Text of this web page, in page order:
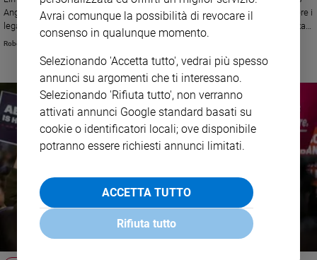
Angeles. Gli studenti pro Palestina chiedono alle università di interrompere i
legami con Israele. Biden: sì alle manifestazioni pacifiche, no alla violenza e
all'antisemitismo.
Roberto Zichittella
Avrai comunque la possibilità di revocare il
consenso in qualunque momento.
Selezionando 'Accetta tutto', vedrai più spesso
annunci su argomenti che ti interessano.
Selezionando 'Rifiuta tutto', non verranno
attivati annunci Google standard basati su
cookie o identificatori locali; ove disponibile
potranno essere richiesti annunci limitati.
ACCETTA TUTTO
Rifiuta tutto